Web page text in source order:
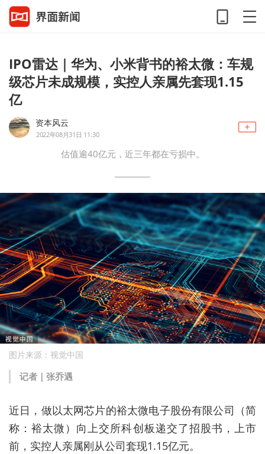
IPO雷达｜华为、小米背书的裕太微：车规
级芯片未成规模，实控人亲属先套现1.15
亿
资本风云
2022年08月31日 11:30
估值逾40亿元，近三年都在亏损中。
图片来源：视觉中国
记者｜张乔遇
近日，做以太网芯片的裕太微电子股份有限公司（简
称：裕太微）向上交所科创板递交了招股书，上市
前，实控人亲属刚从公司套现1.15亿元。